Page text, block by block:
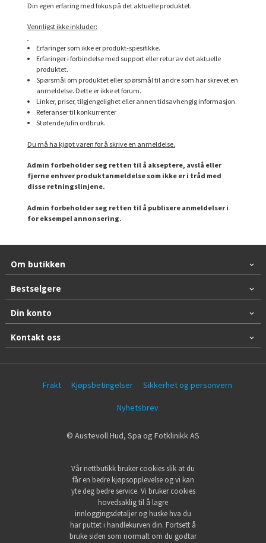
Din egen erfaring med fokus på det aktuelle produktet.
Vennligst ikke inkluder:
Erfaringer som ikke er produkt-spesifikke.
Erfaringer i forbindelse med support eller retur av det aktuelle
produktet.
Spørsmål om produktet eller spørsmål til andre som har skrevet en
anmeldelse. Dette er ikke et forum.
Linker, priser, tilgjengelighet eller annen tidsavhengig informasjon.
Referanser til konkurrenter
Støtende/ufin ordbruk.
Du må ha kjøpt varen for å skrive en anmeldelse.
Admin forbeholder seg retten til å akseptere, avslå eller
fjerne enhver produktanmeldelse som ikke er i tråd med
disse retningslinjene.
Admin forbeholder seg retten til å publisere anmeldelser i
for eksempel annonsering.
Om butikken
Bestselgere
Din konto
Kontakt oss
Frakt Kjøpsbetingelser Sikkerhet og personvern
Nyhetsbrev
© Austevoll Hud, Spa og Fotklinikk AS
Vår nettbutikk bruker cookies slik at du
får en bedre kjøpsopplevelse og vi kan
yte deg bedre service. Vi bruker cookies
hovedsaklig til å lagre
innloggingsdetaljer og huske hva du
har puttet i handlekurven din. Fortsett å
bruke siden som normalt om du godtar